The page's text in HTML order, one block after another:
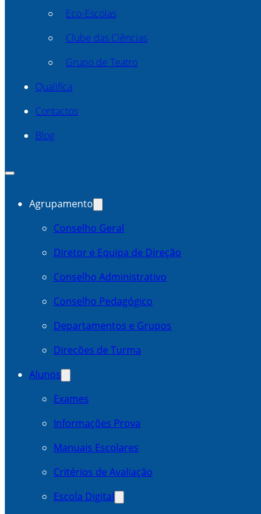
Eco-Escolas
Clube das Ciências
Grupo de Teatro
Qualifica
Contactos
Blog
Agrupamento
Conselho Geral
Diretor e Equipa de Direção
Conselho Administrativo
Conselho Pedagógico
Departamentos e Grupos
Direcões de Turma
Alunos
Exames
Informações Prova
Manuais Escolares
Critérios de Avaliação
Escola Digital